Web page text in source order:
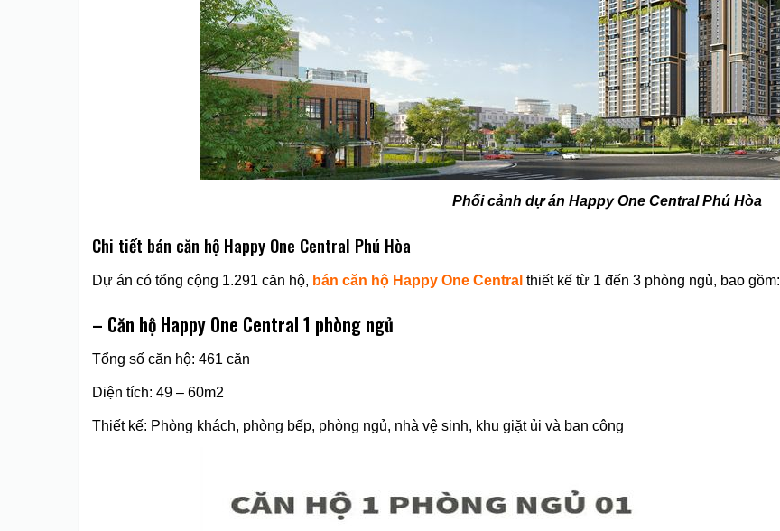
Phối cảnh dự án Happy One Central Phú Hòa
Chi tiết bán căn hộ Happy One Central Phú Hòa
Dự án có tổng cộng 1.291 căn hộ, bán căn hộ Happy One Central thiết kế từ 1 đến 3 phòng ngủ, bao gồm:
– Căn hộ Happy One Central 1 phòng ngủ
Tổng số căn hộ: 461 căn
Diện tích: 49 – 60m2
Thiết kế: Phòng khách, phòng bếp, phòng ngủ, nhà vệ sinh, khu giặt ủi và ban công